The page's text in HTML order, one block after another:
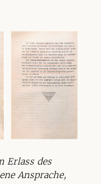
Erlass des
Ansprache,